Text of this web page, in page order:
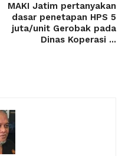
MAKI Jatim pertanyakan
dasar penetapan HPS 5
juta/unit Gerobak pada
Dinas Koperasi ...